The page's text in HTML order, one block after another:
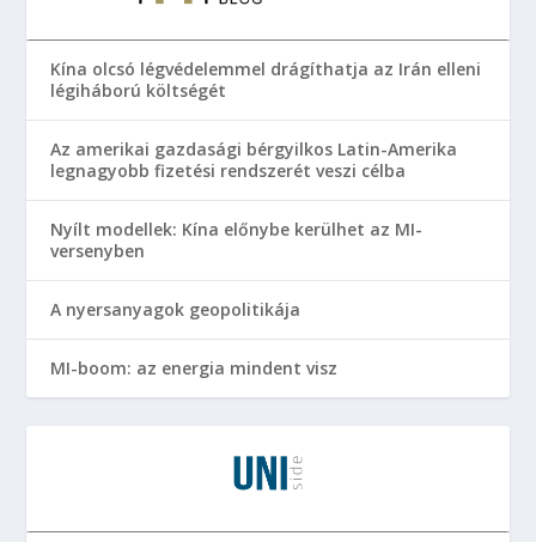
Kína olcsó légvédelemmel drágíthatja az Irán elleni
légiháború költségét
Az amerikai gazdasági bérgyilkos Latin-Amerika
legnagyobb fizetési rendszerét veszi célba
Nyílt modellek: Kína előnybe kerülhet az MI-
versenyben
A nyersanyagok geopolitikája
MI-boom: az energia mindent visz